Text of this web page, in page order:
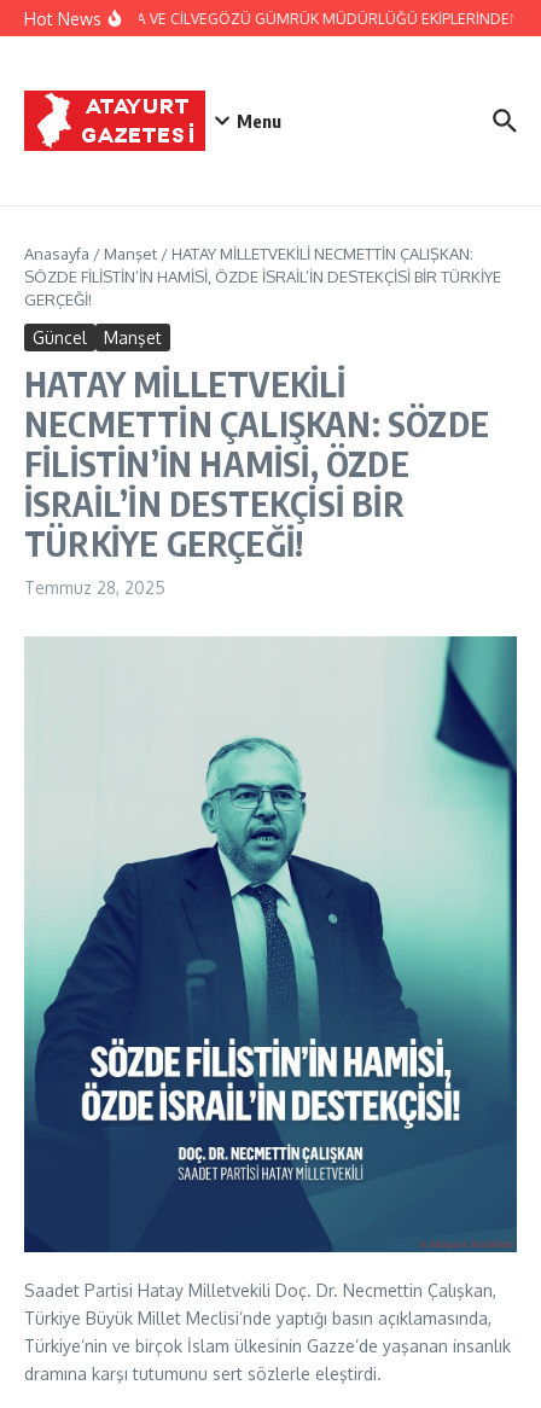
İçeriğe atla
Hot NewsJANDARMA VE CİLVEGÖZÜ GÜMRÜK MÜDÜRLÜĞÜ EKİPLERİNDEN
Menu
Anasayfa / Manşet / HATAY MİLLETVEKİLİ NECMETTİN ÇALIŞKAN:
SÖZDE FİLİSTİN’İN HAMİSİ, ÖZDE İSRAİL’İN DESTEKÇİSİ BİR TÜRKİYE
GERÇEĞİ!
Güncel Manşet
HATAY MİLLETVEKİLİ
NECMETTİN ÇALIŞKAN: SÖZDE
FİLİSTİN’İN HAMİSİ, ÖZDE
İSRAİL’İN DESTEKÇİSİ BİR
TÜRKİYE GERÇEĞİ!
Temmuz 28, 2025
Saadet Partisi Hatay Milletvekili Doç. Dr. Necmettin Çalışkan,
Türkiye Büyük Millet Meclisi’nde yaptığı basın açıklamasında,
Türkiye’nin ve birçok İslam ülkesinin Gazze’de yaşanan insanlık
dramına karşı tutumunu sert sözlerle eleştirdi.